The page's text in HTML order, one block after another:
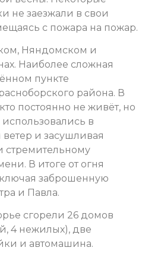
не заезжали в свои
с пожара на пожар.
Няндомском и
Наиболее сложная
пункте
района. В
постоянно не живёт, но
в
и засушливая
стремительному
В итоге от огня
заброшенную
и Павла.
сгорели 26 домов
4 нежилых), две
и автомашина.